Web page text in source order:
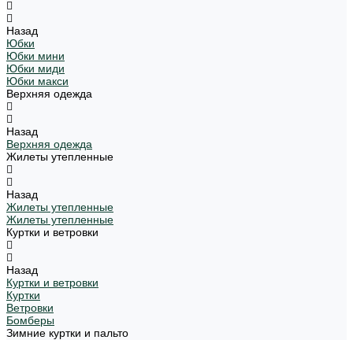
Назад
Юбки
Юбки мини
Юбки миди
Юбки макси
Верхняя одежда
Назад
Верхняя одежда
Жилеты утепленные
Назад
Жилеты утепленные
Жилеты утепленные
Куртки и ветровки
Назад
Куртки и ветровки
Куртки
Ветровки
Бомберы
Зимние куртки и пальто